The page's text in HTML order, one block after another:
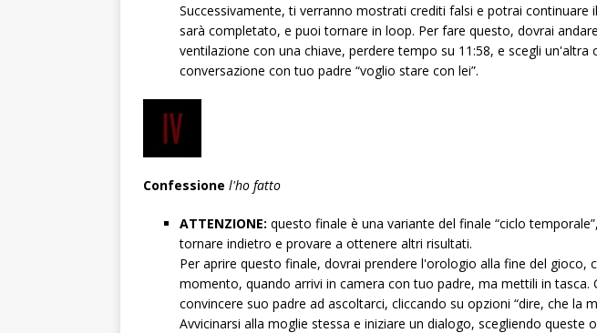
Successivamente, ti verranno mostrati crediti falsi e potrai continuare
sarà completato, e puoi tornare in loop. Per fare questo, dovrai
ventilazione con una chiave, perdere tempo su 11:58, e scegli un'altra
conversazione con tuo padre “voglio stare con lei”.
Confessione l'ho fatto
ATTENZIONE: questo finale è una variante del finale “ciclo
tornare indietro e provare a ottenere altri risultati.
Per aprire questo finale, dovrai prendere l'orologio alla fine del gioco,
momento, quando arrivi in ​​camera con tuo padre, ma mettili in tasca.
convincere suo padre ad ascoltarci, cliccando su opzioni “dire, che la
Avvicinarsi alla moglie stessa e iniziare un dialogo, scegliendo queste